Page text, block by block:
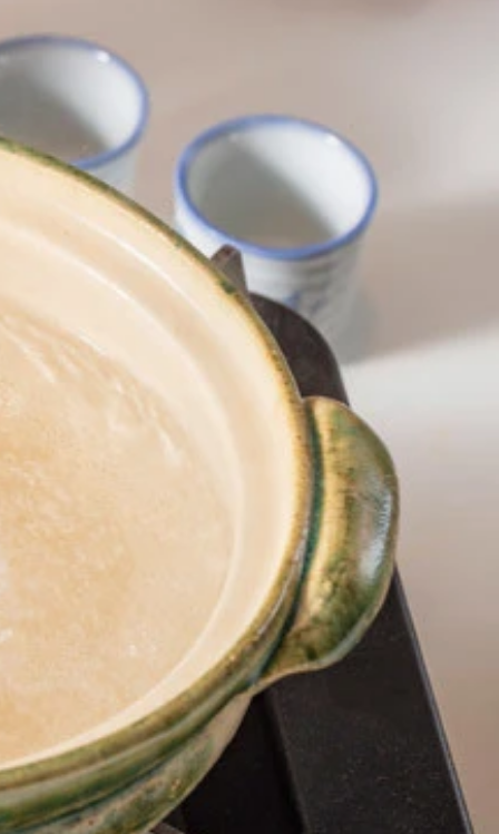
ことは考えない。なぜならそれがバカレシピだからだ。味
て洗いたいところだが、この方法ならラベルが濡れにくい
ピが多いことに愕然。仕方がないので市販のティラミスを
上手に盛りつけると不思議とオシャレに見えてくるのがお